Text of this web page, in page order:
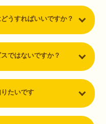
うすればいいですか？
ではないですか？
たいです